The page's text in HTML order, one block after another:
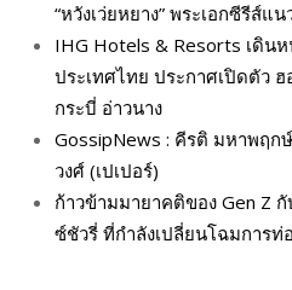
“หวังเว่ยหยาง” พระเอกซีรีส์แ
IHG Hotels & Resorts เดิน
ประเทศไทย ประกาศเปิดตัว ฮ
กระบี่ อ่าวนาง
GossipNews : คีรติ มหาพฤ
วงศ์ (เปเปอร์)
ก้าวข้ามมายาคติของ Gen Z
ซ์ชัวรี่ ที่กำลังเปลี่ยนโฉมการท่